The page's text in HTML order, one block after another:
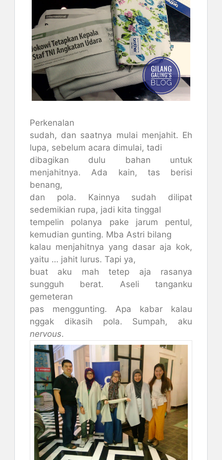
Perkenalan
sudah, dan saatnya mulai menjahit. Eh
lupa, sebelum acara dimulai, tadi
dibagikan dulu bahan untuk
menjahitnya. Ada kain, tas berisi
benang,
dan pola. Kainnya sudah dilipat
sedemikian rupa, jadi kita tinggal
tempelin polanya pake jarum pentul,
kemudian gunting. Mba Astri bilang
kalau menjahitnya yang dasar aja kok,
yaitu … jahit lurus. Tapi ya,
buat aku mah tetep aja rasanya
sungguh berat. Aseli tanganku
gemeteran
pas menggunting. Apa kabar kalau
nggak dikasih pola. Sumpah, aku
nervous.